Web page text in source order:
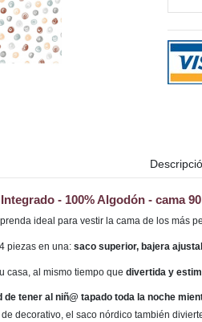
- 100% Algodón - cama
ideal para vestir la cama de los más
piezas en una: saco superior, bajera
casa, al mismo tiempo que divertida y
de tener al niñ@ tapado toda la noche
decorativo, el saco nórdico también